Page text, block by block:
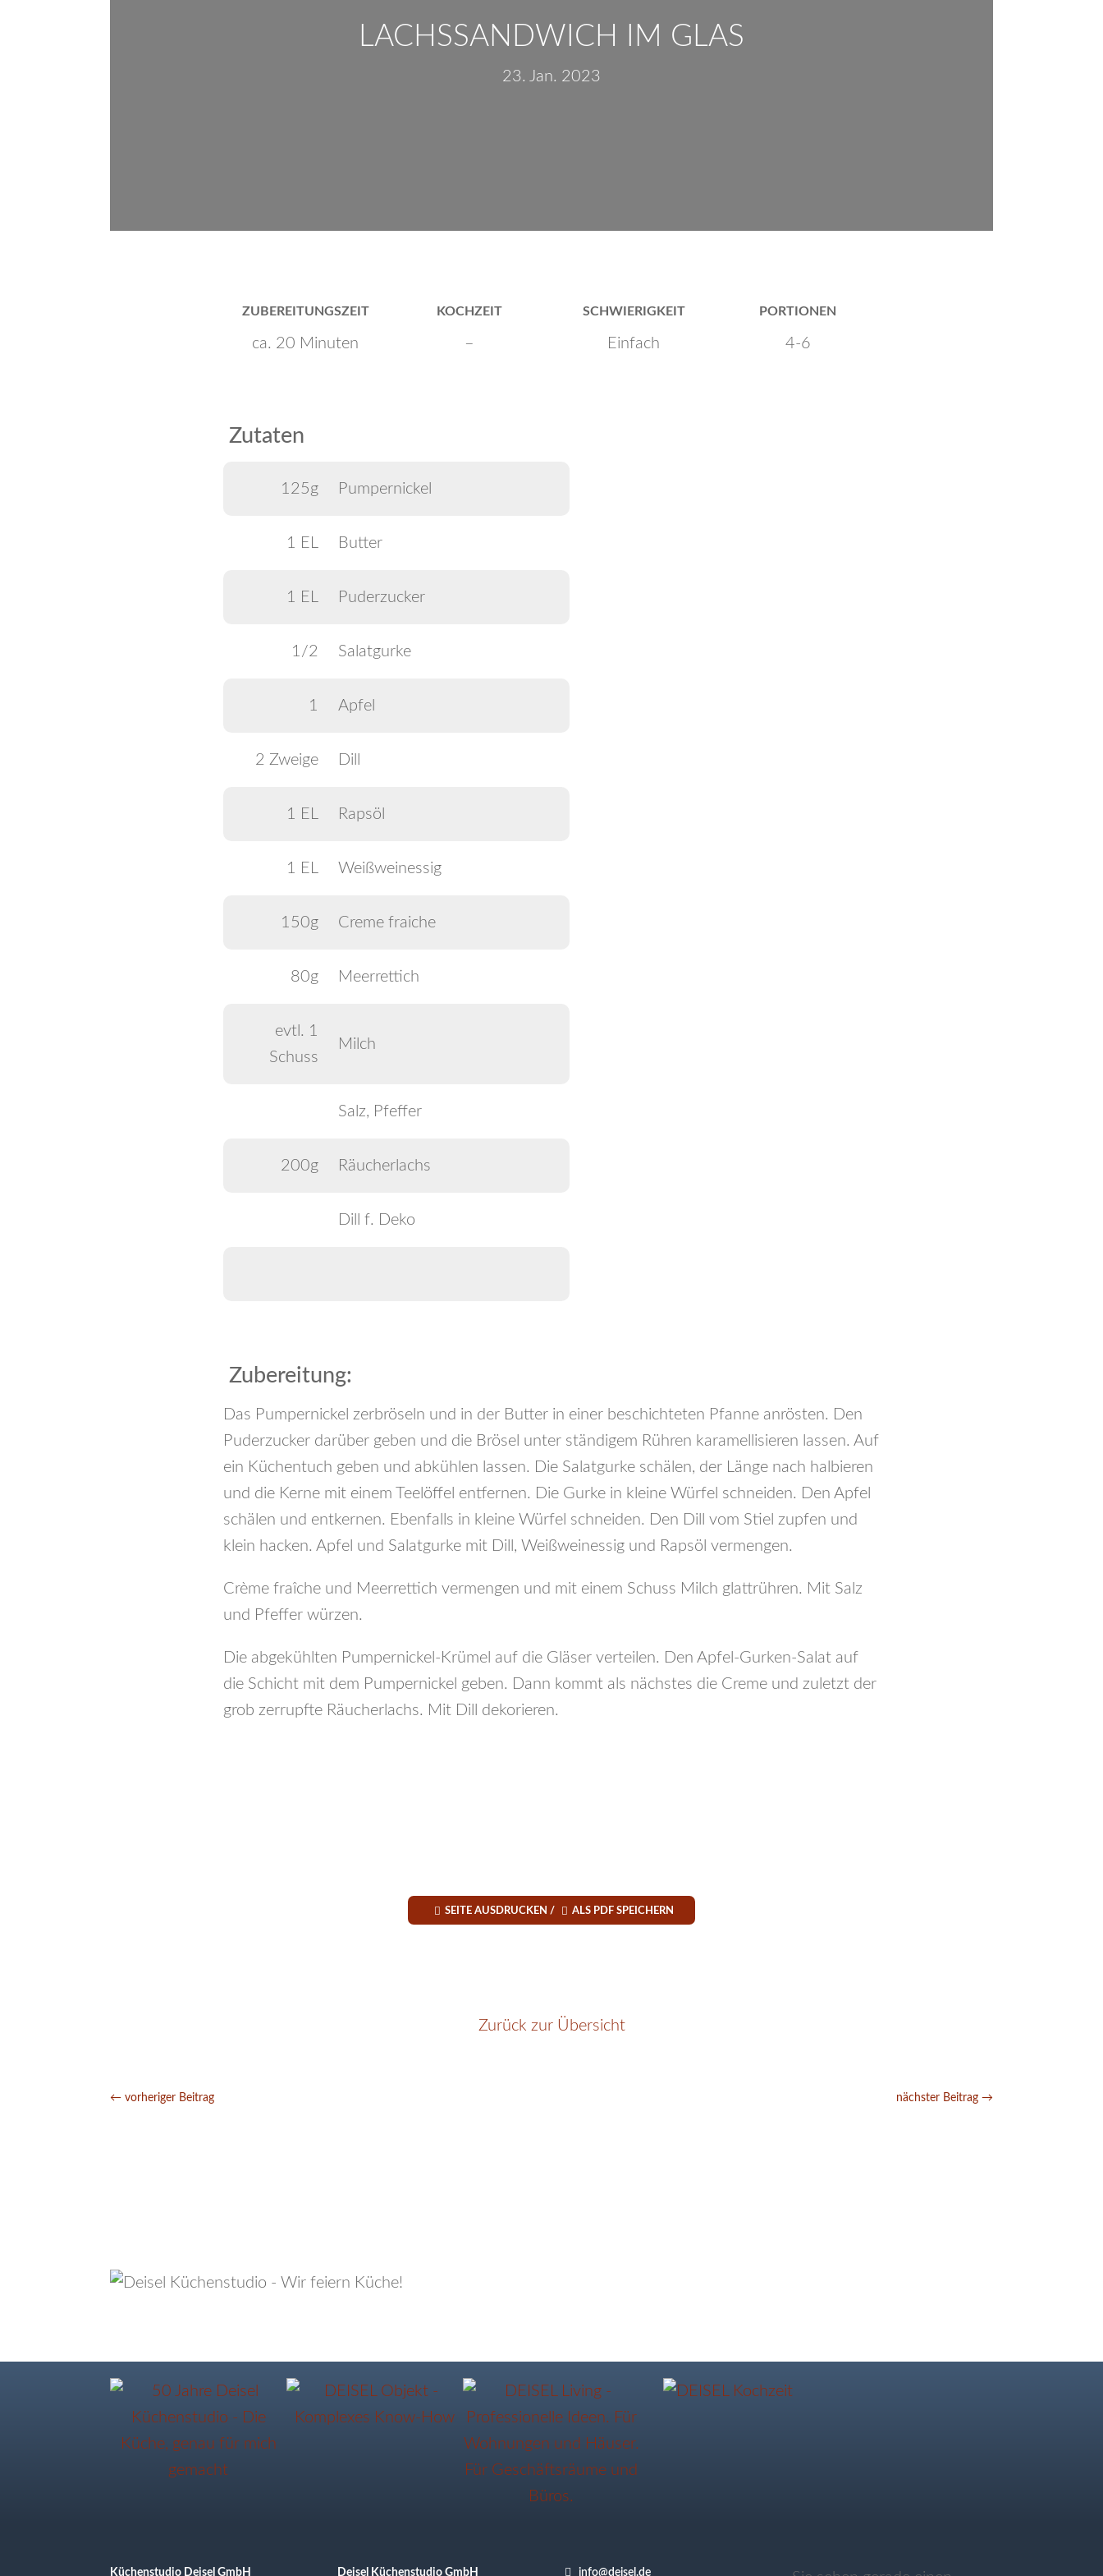
LACHSSANDWICH IM GLAS
23. Jan. 2023
ZUBEREITUNGSZEIT
ca. 20 Minuten
KOCHZEIT
–
SCHWIERIGKEIT
Einfach
PORTIONEN
4-6
Zutaten
125g Pumpernickel
1 EL Butter
1 EL Puderzucker
1/2 Salatgurke
1 Apfel
2 Zweige Dill
1 EL Rapsöl
1 EL Weißweinessig
150g Creme fraiche
80g Meerrettich
evtl. 1
Schuss
Milch
Salz, Pfeffer
200g Räucherlachs
Dill f. Deko
Zubereitung:
Das Pumpernickel zerbröseln und in der Butter in einer beschichteten Pfanne anrösten. Den
Puderzucker darüber geben und die Brösel unter ständigem Rühren karamellisieren lassen. Auf
ein Küchentuch geben und abkühlen lassen. Die Salatgurke schälen, der Länge nach halbieren
und die Kerne mit einem Teelöffel entfernen. Die Gurke in kleine Würfel schneiden. Den Apfel
schälen und entkernen. Ebenfalls in kleine Würfel schneiden. Den Dill vom Stiel zupfen und
klein hacken. Apfel und Salatgurke mit Dill, Weißweinessig und Rapsöl vermengen.
Crème fraîche und Meerrettich vermengen und mit einem Schuss Milch glattrühren. Mit Salz
und Pfeffer würzen.
Die abgekühlten Pumpernickel-Krümel auf die Gläser verteilen. Den Apfel-Gurken-Salat auf
die Schicht mit dem Pumpernickel geben. Dann kommt als nächstes die Creme und zuletzt der
grob zerrupfte Räucherlachs. Mit Dill dekorieren.
 SEITE AUSDRUCKEN /  ALS PDF SPEICHERN
Zurück zur Übersicht
←vorheriger Beitrag nächster Beitrag→
Küchenstudio Deisel GmbH Deisel Küchenstudio GmbH  info@deisel.de